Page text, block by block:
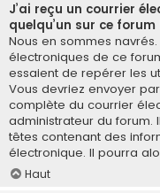
J’ai reçu un courrier
quelqu’un sur ce forum
Nous en sommes
électroniques de ce
essaient de repérer les
Vous devriez envoyer
complète du courrier
administrateur du forum.
têtes contenant des
électronique. Il pourra
Haut